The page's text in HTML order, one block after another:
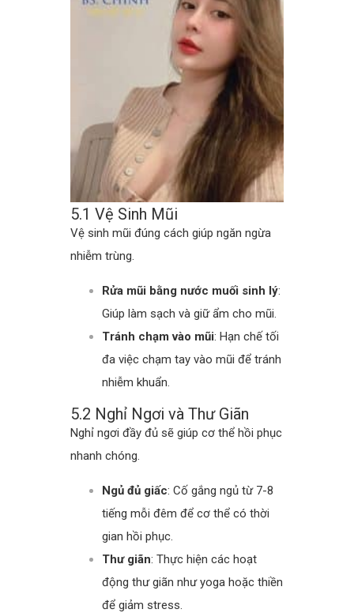
5.1 Vệ Sinh Mũi
Vệ sinh mũi đúng cách giúp ngăn ngừa
nhiễm trùng.
Rửa mũi bằng nước muối sinh lý:
Giúp làm sạch và giữ ẩm cho mũi.
Tránh chạm vào mũi: Hạn chế tối
đa việc chạm tay vào mũi để tránh
nhiễm khuẩn.
5.2 Nghỉ Ngơi và Thư Giãn
Nghỉ ngơi đầy đủ sẽ giúp cơ thể hồi phục
nhanh chóng.
Ngủ đủ giấc: Cố gắng ngủ từ 7-8
tiếng mỗi đêm để cơ thể có thời
gian hồi phục.
Thư giãn: Thực hiện các hoạt
động thư giãn như yoga hoặc thiền
để giảm stress.